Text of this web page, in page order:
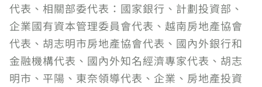
代表、相關部委代表：國家銀行、計劃投資部、
企業國有資本管理委員會代表、越南房地產協會
代表、胡志明市房地產協會代表、國內外銀行和
金融機構代表、國內外知名經濟專家代表、胡志
明市、平陽、東奈領導代表、企業、房地產投資